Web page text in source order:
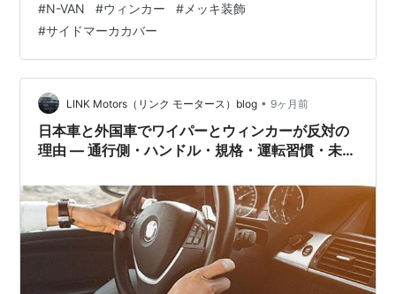
もOK！日記・雑記10・20・30・40・50・60代
#N-VAN #ウィンカー # メッキ装飾
#サイドマーカカバー
LINK Motors（リンク モータース）blog • 9ヶ月前
日本車と外国車でワイパーとウィンカーが反対の
理由 — 通行側・ハンドル・規格・運転習慣・未来